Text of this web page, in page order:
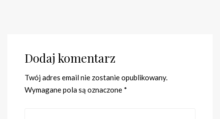
Dodaj komentarz
Twój adres email nie zostanie opublikowany.
Wymagane pola są oznaczone *